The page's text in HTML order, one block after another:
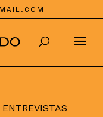
ENTREVISTAS